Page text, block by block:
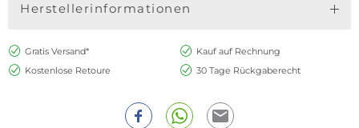
Herstellerinformationen
Gratis Versand*
Kauf auf Rechnung
Kostenlose Retoure
30 Tage Rückgaberecht